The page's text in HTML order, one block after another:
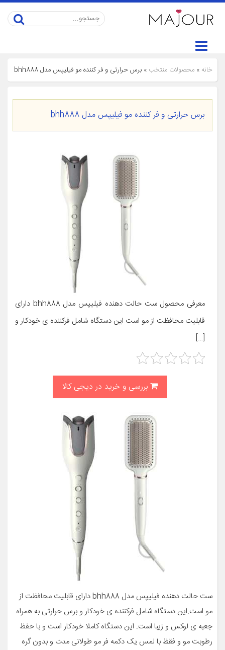
خانه » محصولات منتخب » برس حرارتی و فر کننده مو فیلیپس مدل bhh888
برس حرارتی و فر کننده مو فیلیپس مدل bhh888
معرفی محصول ست حالت دهنده فیلیپس مدل bhh888 دارای
قابلیت محافظت از مو است.این دستگاه شامل فرکننده ی خودکار و
[…]
بررسی و خرید در دیجی کالا
ست حالت دهنده فیلیپس مدل bhh888 دارای قابلیت محافظت از
مو است.این دستگاه شامل فرکننده ی خودکار و برس حرارتی به همراه
جعبه ی لوکس و زیبا است. این دستگاه کاملا خودکار است و با حفظ
رطوبت مو و فقظ با لمس یک دکمه فر مو طولانی مدت و بدون گره